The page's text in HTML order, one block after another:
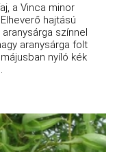
a Vinca minor
hajtású
színnel
aranysárga folt
nyíló kék